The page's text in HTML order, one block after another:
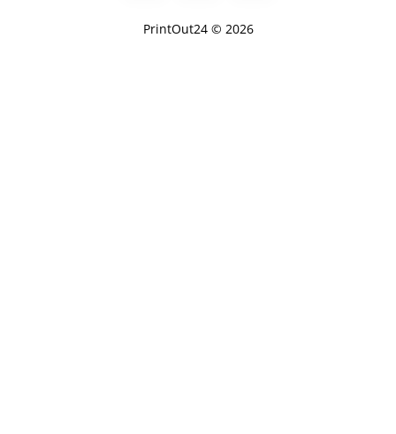
PrintOut24 © 2026